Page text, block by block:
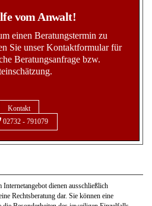
vom Anwalt!
einen Beratungstermin zu
Sie unser Kontaktformular für
Beratungsanfrage bzw.
Kontakt
02732 - 791079
dienen ausschließlich
Rechtsberatung dar. Sie können eine